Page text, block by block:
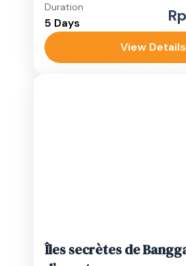
Ce circuit de 5 jours et 4
Banggai vous emmène
régions les plus belles et
préservées du...
Duration
5 Days
View Details
Îles secrètes de